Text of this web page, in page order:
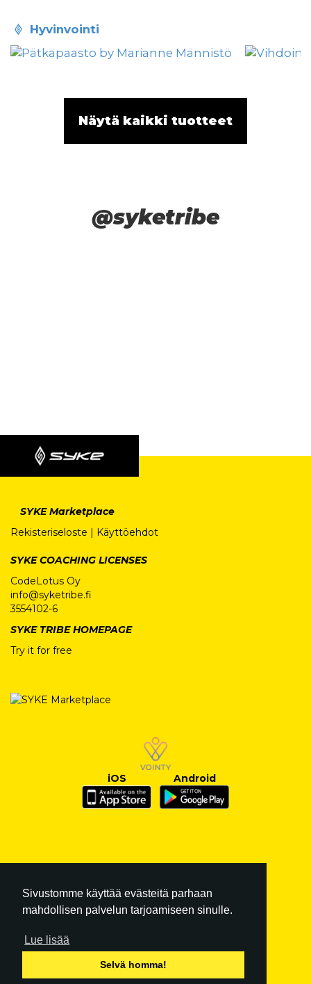
Sivustomme käyttää evästeitä parhaan
mahdollisen palvelun tarjoamiseen sinulle.
Lue lisää
Selvä homma!
hyvinvointi
Näytä kaikki tuotteet
@syketribe
SYKE Marketplace
Rekisteriseloste | Käyttöehdot
SYKE COACHING LICENSES
CodeLotus Oy
info@syketribe.fi
3554102-6
SYKE TRIBE HOMEPAGE
Try it for free
iOS Android